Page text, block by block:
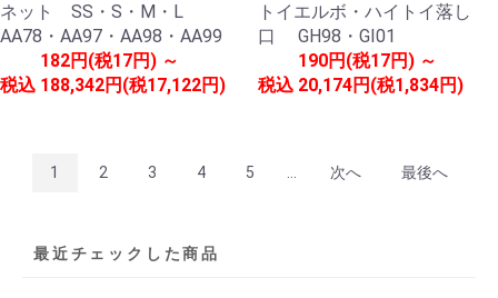
ネット SS・S・M・L
AA78・AA97・AA98・AA99
税込
182円(税17円) ～
188,342円(税17,122円)
トイエルボ・ハイトイ落し
口 GH98・GI01
税込
190円(税17円) ～
20,174円(税1,834円)
1 2 3 4 5 ... 次へ 最後へ
最近チェックした商品